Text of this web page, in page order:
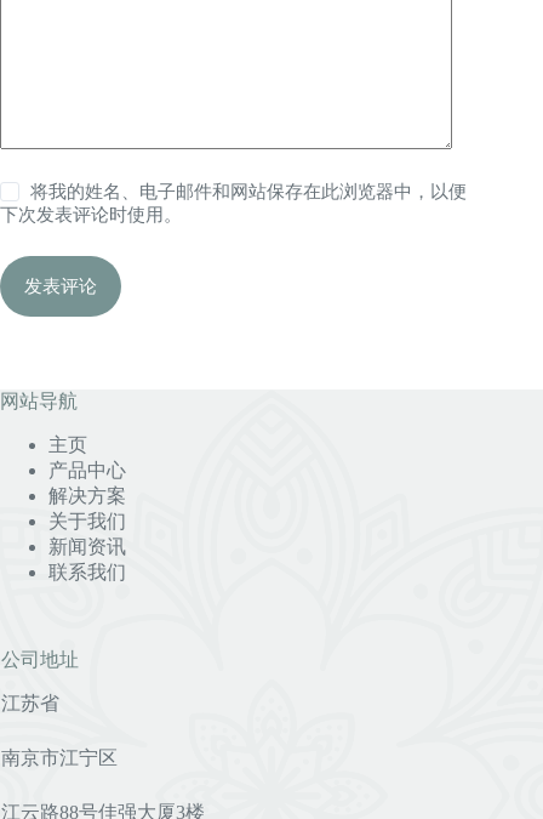
将我的姓名、电子邮件和网站保存在此浏览器中，以便
下次发表评论时使用。
发表评论
网站导航
主页
产品中心
解决方案
关于我们
新闻资讯
联系我们
公司地址
江苏省
南京市江宁区
江云路88号佳强大厦3楼